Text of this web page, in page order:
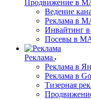
Продвижение в
Ведение
Реклама в
Инвайтинг
Посевы в
Реклама
Реклама в
Реклама в
Тизерная